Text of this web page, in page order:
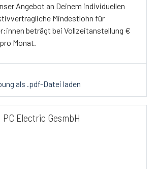
Angebot an Deinem individuellen
Mindestlohn für
beträgt bei Vollzeitanstellung €
Monat.
als .pdf-Datei laden
PC Electric GesmbH